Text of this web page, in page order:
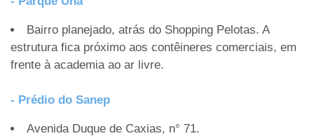
Bairro planejado, atrás do Shopping Pelotas. A
estrutura fica próximo aos contêineres comerciais, em
frente à academia ao ar livre.
- Prédio do Sanep
Avenida Duque de Caxias, n° 71.